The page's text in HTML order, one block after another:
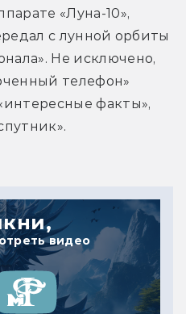
«Луна-10»,
с лунной орбиты
Не исключено,
телефон»
факты»,
видео